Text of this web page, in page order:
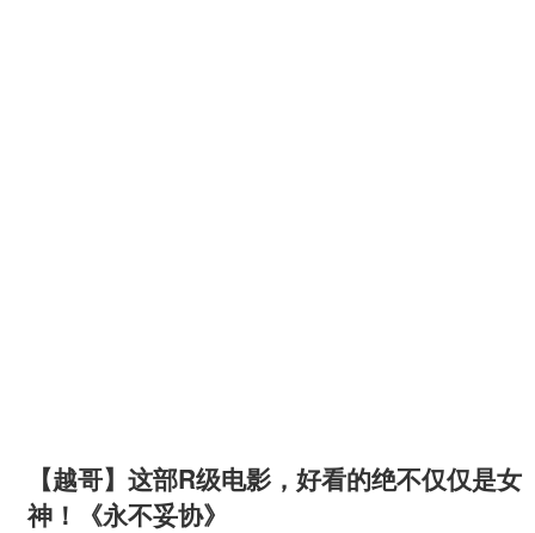
【越哥】这部R级电影，好看的绝不仅仅是女
神！《永不妥协》